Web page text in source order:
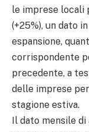
le imprese locali
(+25%), un dato
espansione,
corrispondente
precedente, a
delle imprese
stagione estiva.
Il dato mensile